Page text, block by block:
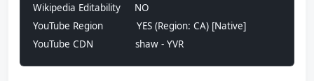
Wikipedia Editability     NO
YouTube Region            YES (Region: CA) [Native]
YouTube CDN               shaw - YVR